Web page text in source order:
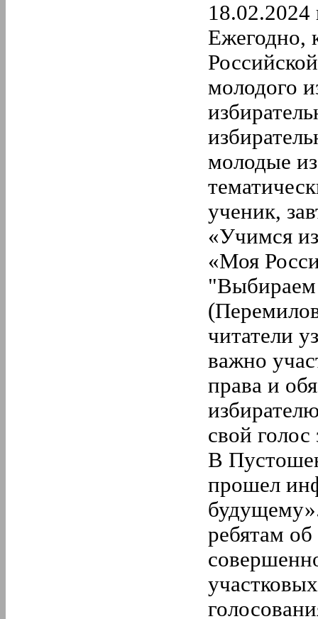
18.02.2024
Ежегодно,
молодого
молодые
ученик,
«Учимся
«Моя
"Выбираем
читатели
важно
права и
свой голос
В
прошел
ребятам